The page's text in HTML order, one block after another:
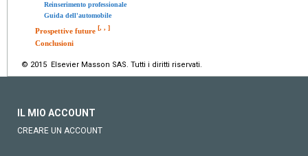
Reinserimento professionale
Guida dell'automobile
Prospettive future [, , ]
Conclusioni
© 2015 Elsevier Masson SAS. Tutti i diritti riservati.
IL MIO ACCOUNT
CREARE UN ACCOUNT